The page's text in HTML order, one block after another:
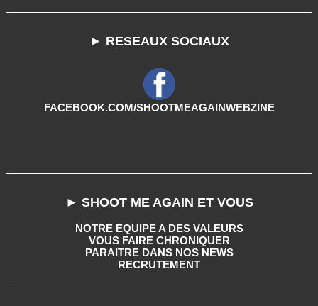
► RESEAUX SOCIAUX
FACEBOOK.COM/SHOOTMEAGAINWEBZINE
► SHOOT ME AGAIN ET VOUS
NOTRE EQUIPE A DES VALEURS
VOUS FAIRE CHRONIQUER
PARAITRE DANS NOS NEWS
RECRUTEMENT